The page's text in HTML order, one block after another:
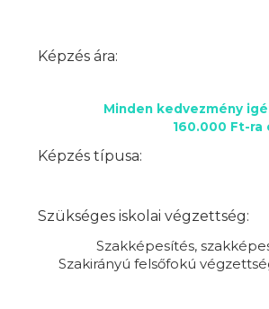
Képzés ára:
Minden kedvezmény
160.000 Ft-
Képzés típusa:
Szükséges iskolai végzettség:
Szakképesítés,
Szakirányú felsőfokú